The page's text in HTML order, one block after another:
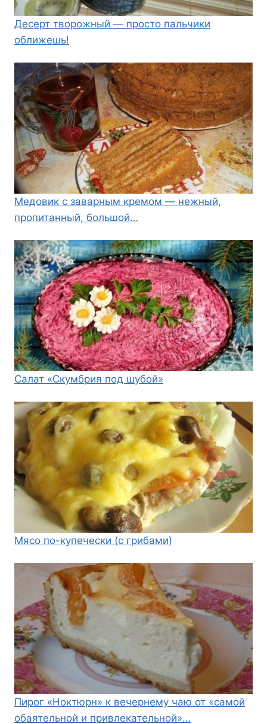
Десерт творожный — просто пальчики
оближешь!
Медовик с заварным кремом — нежный,
пропитанный, большой…
Салат «Скумбрия под шубой»
Мясо по-купечески (с грибами)
Пирог «Ноктюрн» к вечернему чаю от «самой
обаятельной и привлекательной»…